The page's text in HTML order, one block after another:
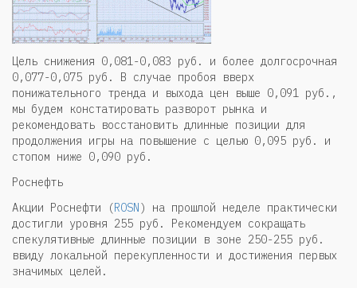
Цель снижения 0,081-0,083 руб. и более долгосрочная
0,077-0,075 руб. В случае пробоя вверх
понижательного тренда и выхода цен выше 0,091 руб.,
мы будем констатировать разворот рынка и
рекомендовать восстановить длинные позиции для
продолжения игры на повышение с целью 0,095 руб. и
стопом ниже 0,090 руб.
Роснефть
Акции Роснефти (ROSN) на прошлой неделе практически
достигли уровня 255 руб. Рекомендуем сокращать
спекулятивные длинные позиции в зоне 250-255 руб.
ввиду локальной перекупленности и достижения первых
значимых целей.